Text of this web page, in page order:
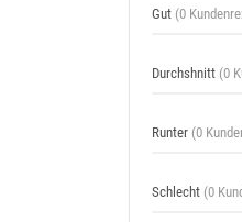
Gut (0
Durchshnitt (0
Runter (0
Schlecht (0